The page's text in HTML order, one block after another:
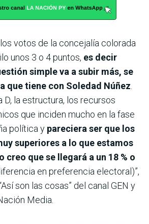
votos de la concejalía colorada
unos 3 o 4 puntos, es decir
simple va a subir más, se
que tiene con Soledad Núñez
D, la estructura, los recursos
que inciden mucho en la fase
política y pareciera ser que los
superiores a lo que estamos
creo que se llegará a un 18 % o
en preferencia electoral)”,
son las cosas” del canal GEN y
Media.